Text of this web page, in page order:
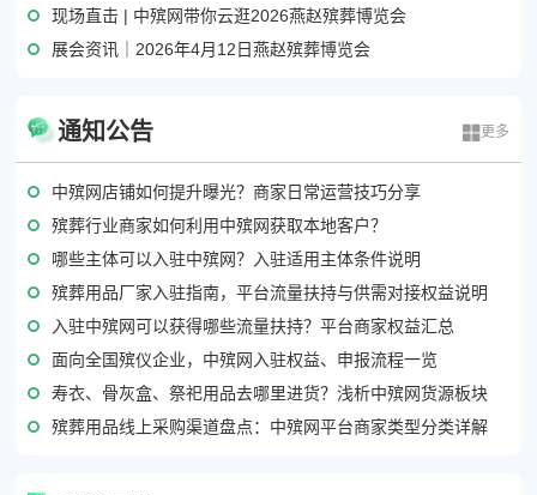
现场直击 | 中殡网带你云逛2026燕赵殡葬博览会
展会资讯｜2026年4月12日燕赵殡葬博览会
通知公告 更多
中殡网店铺如何提升曝光？商家日常运营技巧分享
殡葬行业商家如何利用中殡网获取本地客户？
哪些主体可以入驻中殡网？入驻适用主体条件说明
殡葬用品厂家入驻指南，平台流量扶持与供需对接权益说明
入驻中殡网可以获得哪些流量扶持？平台商家权益汇总
面向全国殡仪企业，中殡网入驻权益、申报流程一览
寿衣、骨灰盒、祭祀用品去哪里进货？浅析中殡网货源板块
殡葬用品线上采购渠道盘点：中殡网平台商家类型分类详解